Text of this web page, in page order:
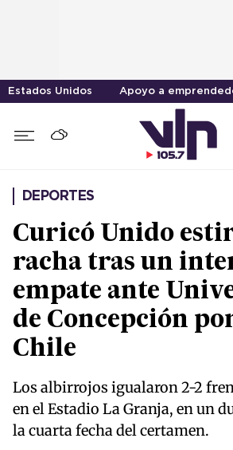
Estados Unidos Apoyo a
DEPORTES
Curicó Unido
racha tras un
empate ante
de Concepción
Chile
Los albirrojos igualaron 2-2
en el Estadio La Granja, en un
la cuarta fecha del certamen.